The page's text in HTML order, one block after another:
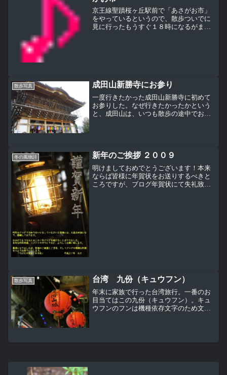
京王線聖蹟桜ヶ丘駅前で「あさがお市」
をやっているというので、散歩ついでに
見に行ったもうすぐ１８時になるがまだ
散歩写真 成田山新勝寺にお参り
一度行きたかった成田山新勝寺に初めて
お参りした。なぜ行きたかったかという
と、成田山は、いつも散歩の途中でお参
冬の風物詩 新年のご挨拶 ２００９
明けましておめでとうございます！本来
ならば皆様に年賀状をお送りするべきと
ころですが、ブログ年賀状にて失礼致し
散歩写真 台湾 九份（キュウフン）
年末に家族で行った台湾旅行。一番のお
目当てはこの九份（キュウフン）。キュ
ウフンのフンは機種依存文字のため文字